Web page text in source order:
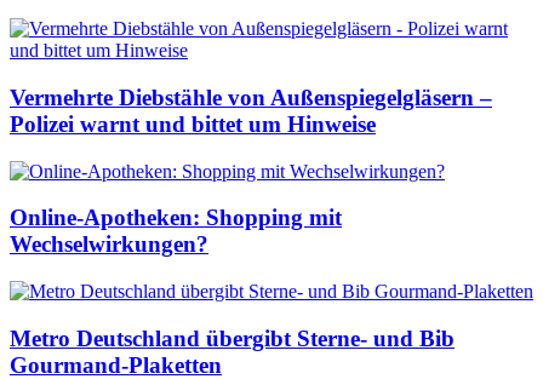
Vermehrte Diebstähle von Außenspiegelgläsern –
Polizei warnt und bittet um Hinweise
Online-Apotheken: Shopping mit
Wechselwirkungen?
Metro Deutschland übergibt Sterne- und Bib
Gourmand-Plaketten